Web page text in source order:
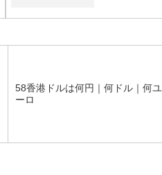
58香港ドルは何円｜何ドル｜何ユ
ーロ